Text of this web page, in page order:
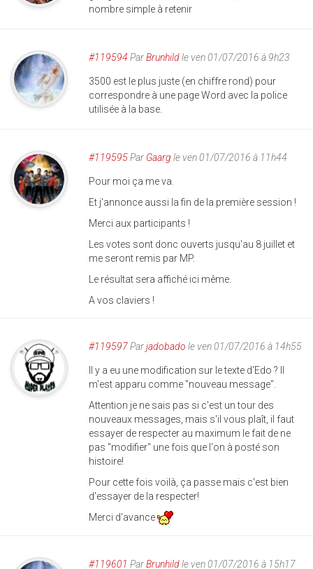
nombre simple à retenir
#119594 ParBrunhildle ven 01/07/2016 à 9h23
3500 est le plus juste (en chiffre rond) pour
correspondre à une page Word avec la police
utilisée à la base.
#119595Par Gaarg le ven 01/07/2016 à 11h44
Pour moi ça me va.
Et j'annonce aussi la fin de la première session !
Merci aux participants !
Les votes sont donc ouverts jusqu'au 8 juillet et
me seront remis par MP.
Le résultat sera affiché ici même.
A vos claviers !
#119597Parjadobado le ven 01/07/2016 à 14h55
Il y a eu une modification sur le texte d'Edo ? Il
m'est apparu comme "nouveau message".
Attention je ne sais pas si c'est un tour des
nouveaux messages, mais s'il vous plaît, il faut
essayer de respecter au maximum le fait de ne
pas "modifier" une fois que l'on à posté son
histoire!
Pour cette fois voilà, ça passe mais c'est bien
d'essayer de la respecter!
Merci d'avance
#119601 ParBrunhildle ven 01/07/2016 à 15h17